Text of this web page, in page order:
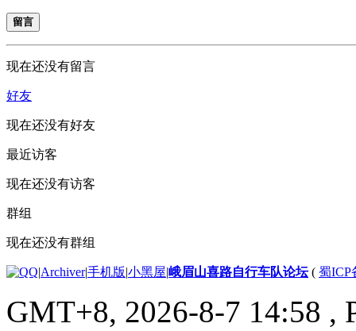
留言
现在还没有留言
好友
现在还没有好友
最近访客
现在还没有访客
群组
现在还没有群组
|Archiver|手机版|小黑屋|峨眉山喜路自行车队论坛( 蜀ICP
GMT+8, 2026-8-7 14:58 ,